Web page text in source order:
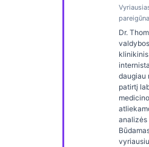
Dr.
daugiau
patirtį
analizės